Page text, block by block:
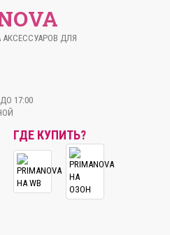
ДЛЯ
17:00
ГДЕ КУПИТЬ?